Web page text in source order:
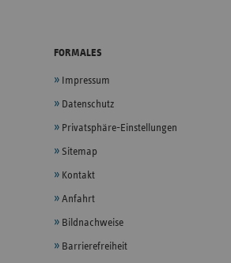
FORMALES
Impressum
Datenschutz
Privatsphäre-Einstellungen
Sitemap
Kontakt
Anfahrt
Bildnachweise
Barrierefreiheit